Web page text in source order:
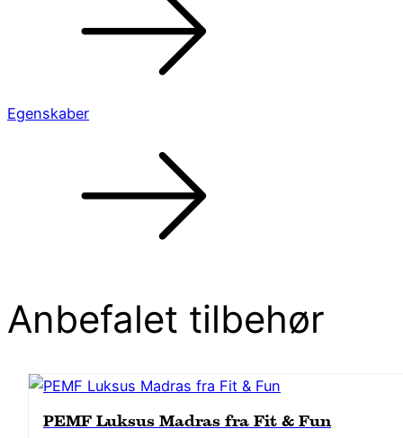
Egenskaber
Anbefalet tilbehør
PEMF Luksus Madras fra Fit & Fun